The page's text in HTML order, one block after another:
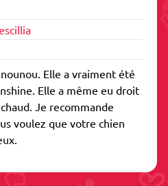
Elle a vraiment été
Elle a même eu droit
Je recommande
voulez que votre chien